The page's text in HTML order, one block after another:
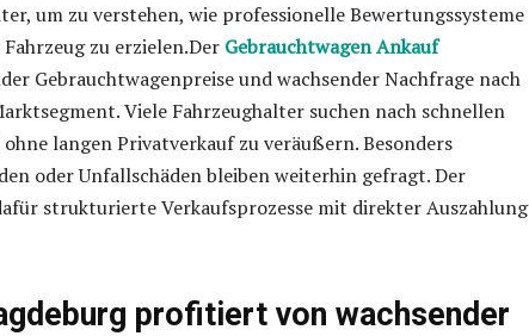
um zu verstehen, wie professionelle Bewertungssysteme
zu erzielen.Der Gebrauchtwagen Ankauf
Gebrauchtwagenpreise und wachsender Nachfrage nach
Viele Fahrzeughalter suchen nach schnellen
langen Privatverkauf zu veräußern. Besonders
oder Unfallschäden bleiben weiterhin gefragt. Der
strukturierte Verkaufsprozesse mit direkter Auszahlung
profitiert von wachsender